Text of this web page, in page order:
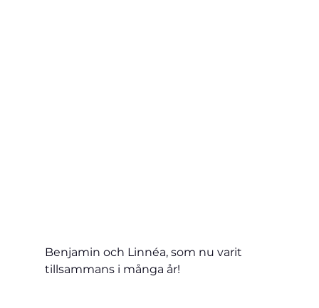
Benjamin och Linnéa, som nu varit
tillsammans i många år!